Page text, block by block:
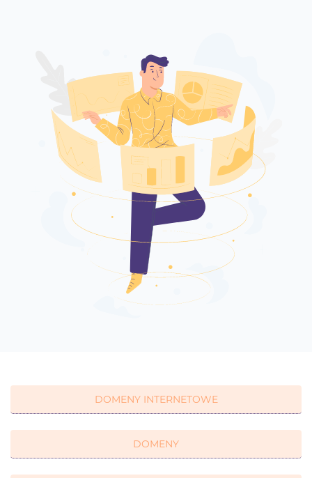
DOMENY INTERNETOWE
DOMENY